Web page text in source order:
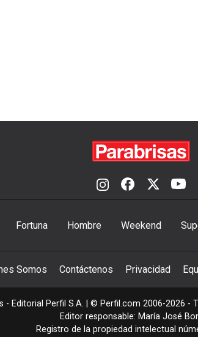
Fortuna Hombre Weekend
Somos Contáctenos Privacidad
- Editorial Perfil S.A. | © Perfil.com 2006-2026 -
Editor responsable: María José
Registro de la propiedad intelectual